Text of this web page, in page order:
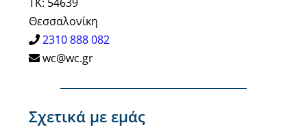
Θεσσαλονίκη
2310 888 082
wc@wc.gr
Σχετικά με εμάς